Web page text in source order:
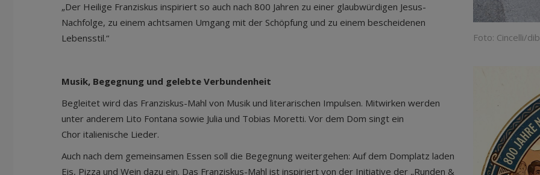
„Der Heilige Franziskus inspiriert so auch nach 800 Jahren zu einer glaubwürdigen Jesus-
Nachfolge, zu einem achtsamen Umgang mit der Schöpfung und zu einem bescheidenen
Lebensstil.“
Musik, Begegnung und gelebte Verbundenheit
Begleitet wird das Franziskus-Mahl von Musik und literarischen Impulsen. Mitwirken werden
unter anderem Lito Fontana sowie Julia und Tobias Moretti. Vor dem Dom singt ein
Chor italienische Lieder.
Auch nach dem gemeinsamen Essen soll die Begegnung weitergehen: Auf dem Domplatz laden
Eis, Pizza und Wein dazu ein. Das Franziskus-Mahl ist inspiriert von der Initiative der „Runden &
Foto: Cincelli/